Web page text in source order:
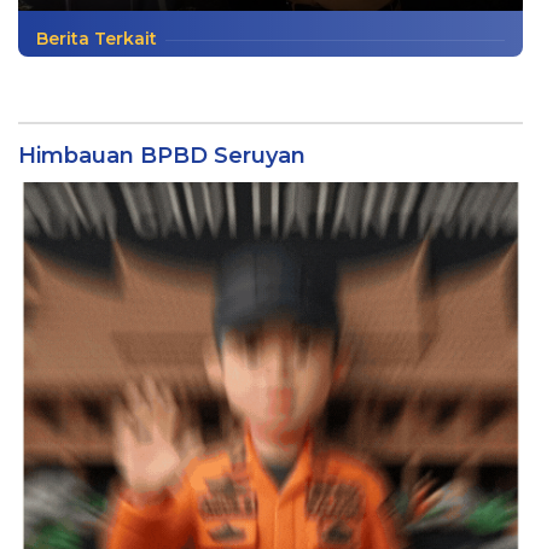
Berita Terkait
Himbauan BPBD Seruyan